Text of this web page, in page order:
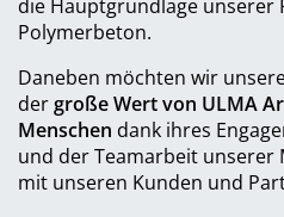
die Hauptgrundlage
Polymerbeton.
Daneben möchten wir
dergroße Wert von ULMA
Menschen dank ihres
und der Teamarbeit
mit unseren Kunden und